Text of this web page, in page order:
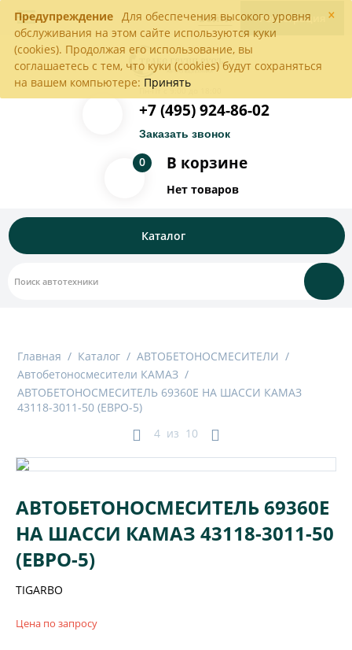
×
Предупреждение Для обеспечения высокого уровня
обслуживания на этом сайте используются куки
(cookies). Продолжая его использование, вы
соглашаетесь с тем, что куки (cookies) будут сохраняться
на вашем компьютере: Принять
Войти Регистрация
Пн-Пт с 9:00 до 18:00
+7 (495) 924-86-02
Заказать звонок
В корзине
0
Нет товаров
Каталог
Главная / Каталог / АВТОБЕТОНОСМЕСИТЕЛИ /
Автобетоносмесители КАМАЗ /
АВТОБЕТОНОСМЕСИТЕЛЬ 69360Е НА ШАССИ КАМАЗ
43118-3011-50 (ЕВРО-5)
4 из 10
АВТОБЕТОНОСМЕСИТЕЛЬ 69360Е
НА ШАССИ КАМАЗ 43118-3011-50
(ЕВРО-5)
TIGARBO
Цена по запросу